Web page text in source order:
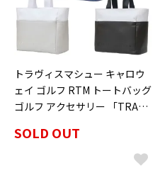
トラヴィスマシュー キャロウ
ェイ ゴルフ RTM トートバッグ
ゴルフ アクセサリー 「TRAVI
春夏モデル日本正規品
SOLD OUT